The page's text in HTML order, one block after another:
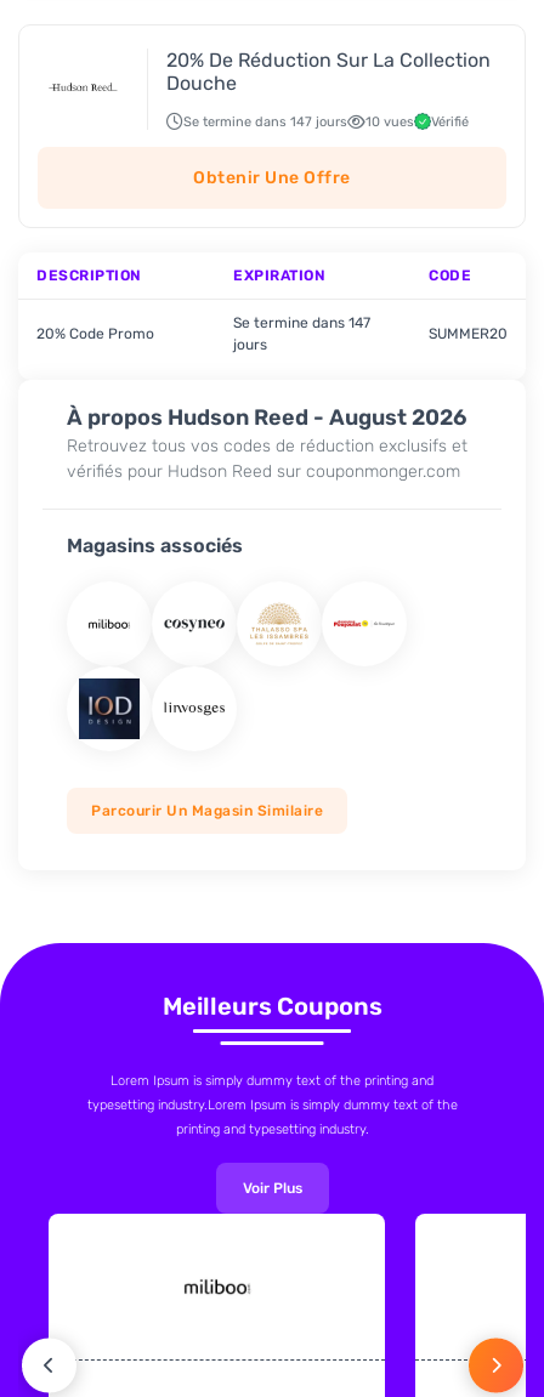
À propos Hudson Reed - August 2026
Retrouvez tous vos codes de réduction exclusifs et
vérifiés pour Hudson Reed sur couponmonger.com
Magasins associés
Parcourir Un Magasin Similaire
20% De Réduction Sur La Collection
Douche
Se termine dans 147 jours 10 vues Vérifié
Obtenir Une Offre
DESCRIPTION EXPIRATION CODE
20% Code Promo
Se termine dans 147
jours
SUMMER20
Meilleurs Coupons
Lorem Ipsum is simply dummy text of the printing and
typesetting industry.Lorem Ipsum is simply dummy text of the
printing and typesetting industry.
Voir Plus